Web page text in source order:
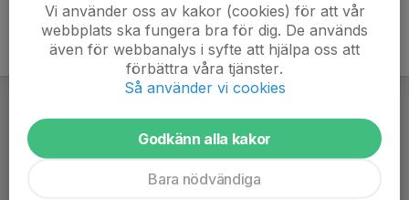
Vi använder oss av kakor (cookies) för att vår
webbplats ska fungera bra för dig. De används
även för webbanalys i syfte att hjälpa oss att
förbättra våra tjänster.
Så använder vi cookies
Godkänn alla kakor
Bara nödvändiga